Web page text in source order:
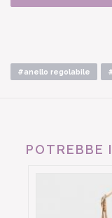
#anello regolabile
POTREBBE